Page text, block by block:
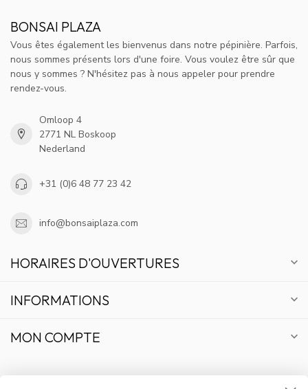
BONSAI PLAZA
Vous êtes également les bienvenus dans notre pépinière. Parfois,
nous sommes présents lors d'une foire. Vous voulez être sûr que
nous y sommes ? N'hésitez pas à nous appeler pour prendre
rendez-vous.
Omloop 4
2771 NL Boskoop
Nederland
+31 (0)6 48 77 23 42
info@bonsaiplaza.com
HORAIRES D'OUVERTURES
INFORMATIONS
MON COMPTE